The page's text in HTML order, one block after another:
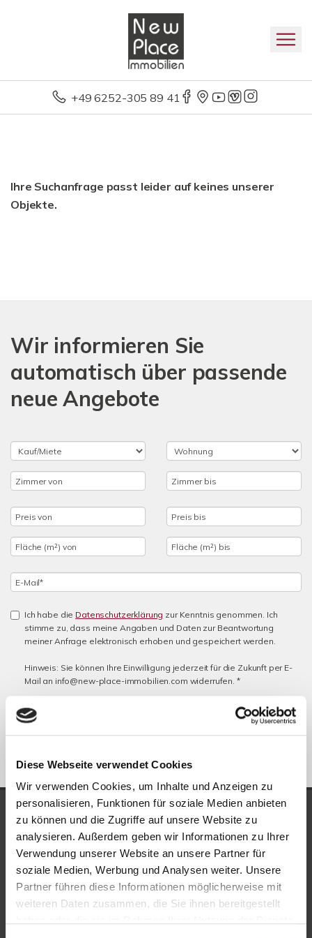
Diese Webseite verwendet Cookies
Wir verwenden Cookies, um Inhalte und Anzeigen zu
personalisieren, Funktionen für soziale Medien anbieten
zu können und die Zugriffe auf unsere Website zu
analysieren. Außerdem geben wir Informationen zu Ihrer
Verwendung unserer Website an unsere Partner für
soziale Medien, Werbung und Analysen weiter. Unsere
Partner führen diese Informationen möglicherweise mit
weiteren Daten zusammen, die Sie ihnen bereitgestellt
+49 6252-305 89 41
Ihre Suchanfrage passt leider auf keines unserer
Objekte.
Wir informieren Sie
automatisch über passende
neue Angebote
Ich habe die Datenschutzerklärung zur Kenntnis genommen. Ich
stimme zu, dass meine Angaben und Daten zur Beantwortung
meiner Anfrage elektronisch erhoben und gespeichert werden.
Hinweis: Sie können Ihre Einwilligung jederzeit für die Zukunft per E-
Mail an info@new-place-immobilien.com widerrufen. *
UNSERE AUSZEICHNUNGEN